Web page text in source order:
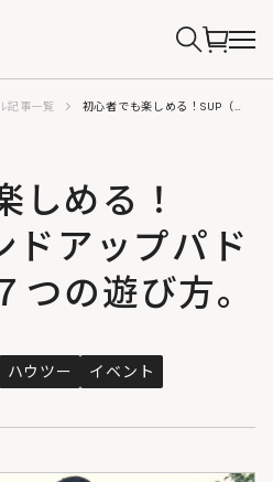
記事一覧 初心者でも楽しめる！SUP（スタンドアップパドルボード）７つの遊び方。
しめる！
ドアップパド
つの遊び方。
ハウツー イベント